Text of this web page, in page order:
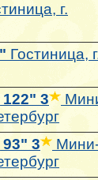
г.
Гостиница,
122" 3
93" 3